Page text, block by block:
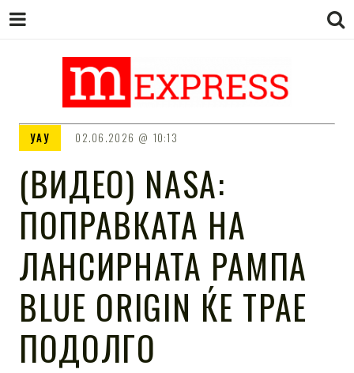
M EXPRESS
УАУ 02.06.2026 10:13
(ВИДЕО) NASA:
ПОПРАВКАТА НА
ЛАНСИРНАТА РАМПА
BLUE ORIGIN ЌЕ ТРАЕ
ПОДОЛГО